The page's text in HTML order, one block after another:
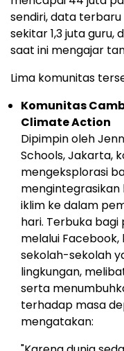
sendiri, data
sekitar 1,3 juta
saat ini mengajar
Lima komunitas
Komunitas
Climate Action
Dipimpin oleh
Schools,Jakarta,
mengeksplorasi
iklim ke dalam
hari. Terbuka
melalui
sekolah-sekolah
lingkungan,
serta
terhadap masa
mengatakan: